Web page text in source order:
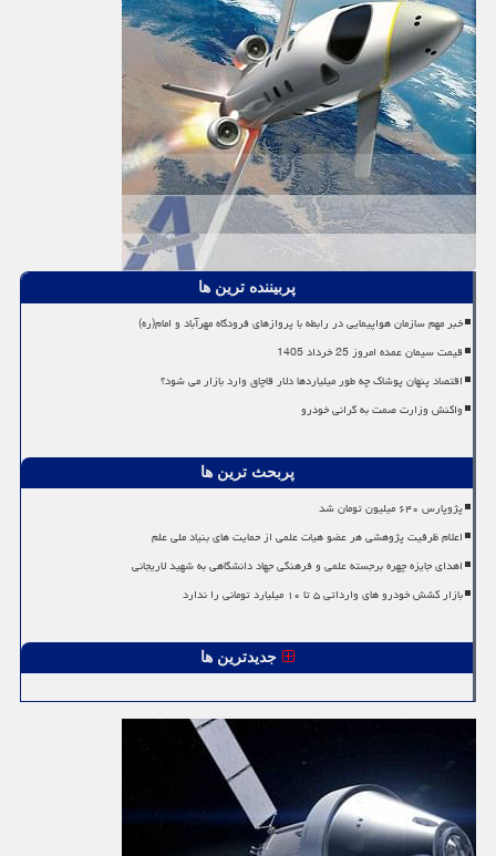
پربیننده ترین ها
خبر مهم سازمان هواپیمایی در رابطه با پروازهای فرودگاه مهرآباد و امام(ره)
قیمت سیمان عمده امروز 25 خرداد 1405
اقتصاد پنهان پوشاک چه طور میلیاردها دلار قاچاق وارد بازار می شود؟
واکنش وزارت صمت به گرانی خودرو
پربحث ترین ها
پژوپارس ۶۴۰ میلیون تومان شد
اعلام ظرفیت پژوهشی هر عضو هیات علمی از حمایت های بنیاد ملی علم
اهدای جایزه چهره برجسته علمی و فرهنگی جهاد دانشگاهی به شهید لاریجانی
بازار کشش خودرو های وارداتی ۵ تا ۱۰ میلیارد تومانی را ندارد
جدیدترین ها